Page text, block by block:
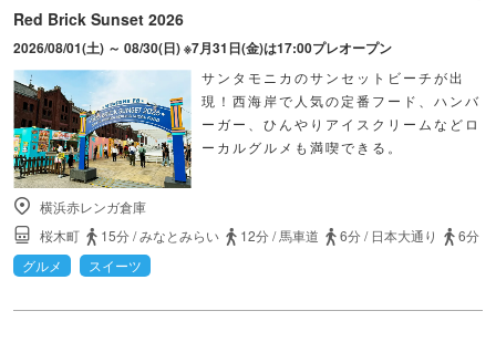
Red Brick Sunset 2026
2026/08/01(土) ～ 08/30(日) ※7月31日(金)は17:00プレオープン
サンタモニカのサンセットビーチが出
現！西海岸で人気の定番フード、ハンバ
ーガー、ひんやりアイスクリームなどロ
ーカルグルメも満喫できる。
横浜赤レンガ倉庫
桜木町
15分/みなとみらい 12分/馬車道 6分/ 日本大通り
6分
グルメ
スイーツ